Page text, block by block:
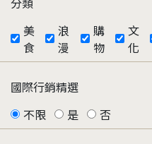
美
食
浪
漫
購
物
文
化
國際行銷精選
不限
是 否